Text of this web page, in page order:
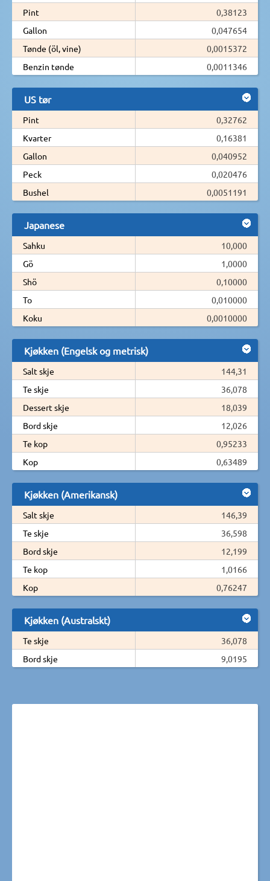
Pint
0,38123
Gallon
0,047654
Tønde (öl, vine)
0,0015372
Benzin tønde
0,0011346
US tør
Pint
0,32762
Kvarter
0,16381
Gallon
0,040952
Peck
0,020476
Bushel
0,0051191
Japanese
Sahku
10,000
Gö
1,0000
Shö
0,10000
To
0,010000
Koku
0,0010000
Kjøkken (Engelsk og metrisk)
Salt skje
144,31
Te skje
36,078
Dessert skje
18,039
Bord skje
12,026
Te kop
0,95233
Kop
0,63489
Kjøkken (Amerikansk)
Salt skje
146,39
Te skje
36,598
Bord skje
12,199
Te kop
1,0166
Kop
0,76247
Kjøkken (Australskt)
Te skje
36,078
Bord skje
9,0195